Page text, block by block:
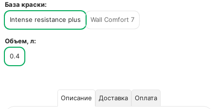
База краски:
Intense resistance plus
Wall Comfort 7
Объем, л:
0.4
Описание Доставка Оплата